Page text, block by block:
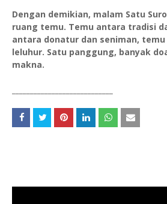
Dengan demikian, malam Satu
ruang temu. Temu antara tradisi
antara donatur dan seniman,
leluhur. Satu panggung, banyak
makna.